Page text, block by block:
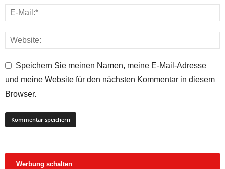
Speichern Sie meinen Namen, meine E-Mail-Adresse
und meine Website für den nächsten Kommentar in diesem
Browser.
Werbung schalten